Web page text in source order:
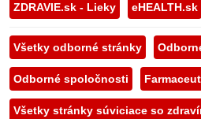
ZDRAVIE.sk - Lieky eHEALTH.sk
Všetky odborné stránky
Odborné spoločnosti
Všetky stránky súviciace so